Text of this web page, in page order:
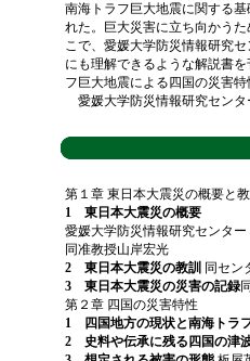
南海トラフ巨大地震に関する
れた。巨大災害に立ち向かう
こで、愛媛大学防災情報研究
にも理解できるような解説書
フ巨大地震による四国の災害
愛媛大学防災情報研究セン
第１章 東日本大震災の概要と教
1 東日本大震災の概要
愛媛大学防災情報研究センタ
同准教授山岸宏光
2 東日本大震災の教訓 同セン
3 東日本大震災の災害の記録
第２章 四国の災害特性
1 四国地方の現状と南海トラ
2 史料や伝承に残る四国の津